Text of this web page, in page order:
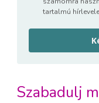
tartalmú
Szabadulj